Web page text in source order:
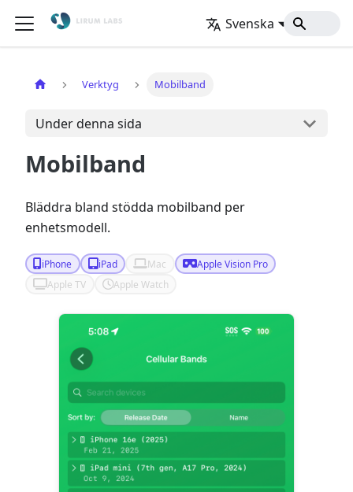
Svenska Hem
Verktyg Mobilband
Under denna sida
Mobilband
Bläddra bland stödda mobilband per
enhetsmodell.
iPhone iPad Mac
Apple Vision Pro
Apple TV
Apple Watch